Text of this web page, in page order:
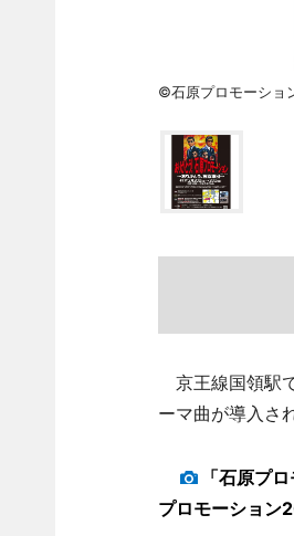
©石原プロモーショ
京王線国領駅
ーマ曲が導入さ
「石原プ
プロモーション